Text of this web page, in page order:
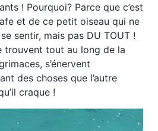
! Pourquoi? Parce que c’est
et de ce petit oiseau qui ne
sentir, mais pas DU TOUT !
trouvent tout au long de la
s’énervent
des choses que l’autre
craque !